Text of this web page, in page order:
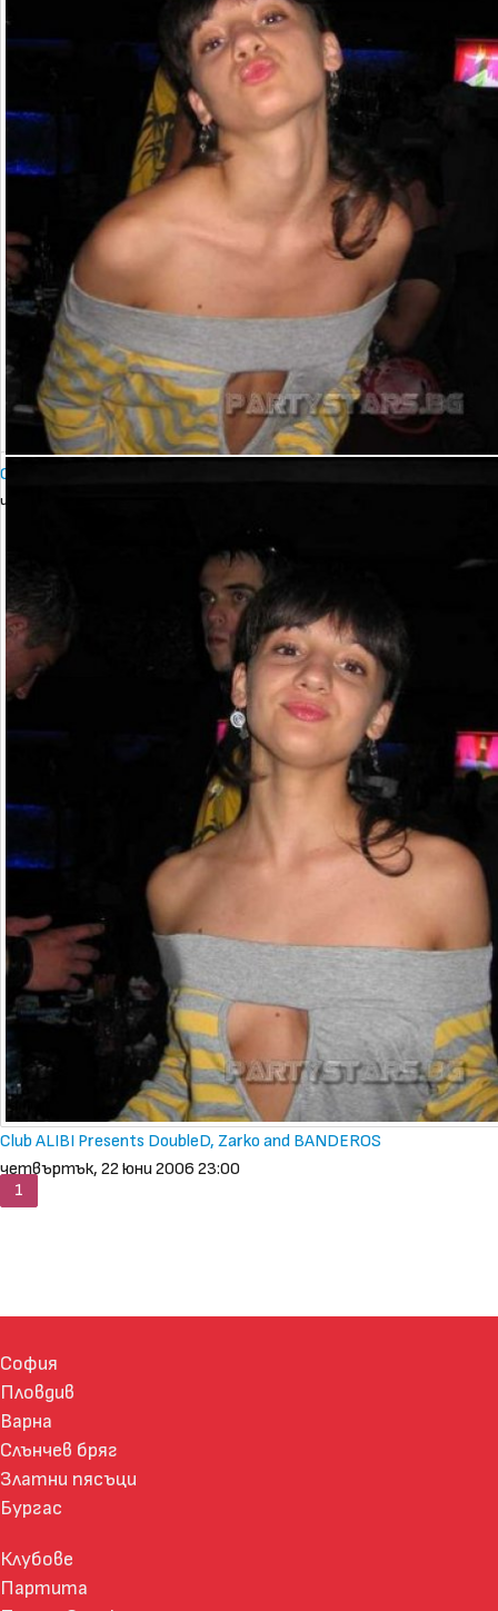
Club ALIBI Presents DoubleD, Zarko and BANDEROS
четвъртък, 22 юни 2006 23:00
Club ALIBI Presents DoubleD, Zarko and BANDEROS
четвъртък, 22 юни 2006 23:00
1
София
Пловдив
Варна
Слънчев бряг
Златни пясъци
Бургас
Клубове
Партита